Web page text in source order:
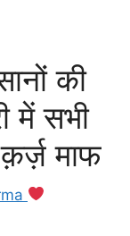
की
में सभी
माफ